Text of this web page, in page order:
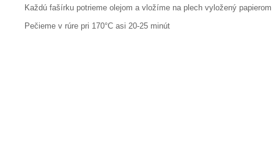
Každú fašírku potrieme olejom a vložíme na plech vyložený
Pečieme v rúre pri 170°C asi 20-25 minút